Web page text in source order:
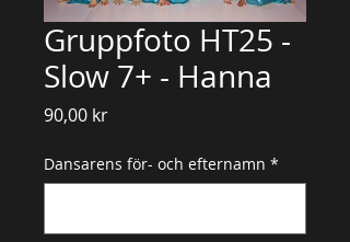
Gruppfoto HT25 -
Slow 7+ - Hanna
90,00 krPris
Dansarens för- och efternamn *